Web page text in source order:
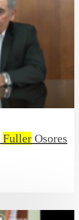
Fuller Osores